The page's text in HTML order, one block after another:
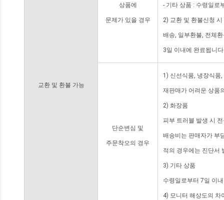
교환 및 환불 가능
상품에
문제가 있을 경우
- 기타 상품 : 수령일로
2) 교환 및 환불신청
배송, 일부환불, 전체
3일 이내에 완료됩니
단순변심 및
주문착오의 경우
1) 신선식품, 냉장식품
재판매가 어려운 상품
2) 화장품
피부 트러블 발생 시
배송비는 판매자가 부
적의 경우에는 진단서
3) 기타 상품
수령일로부터 7일 이
4) 모니터 해상도의 차